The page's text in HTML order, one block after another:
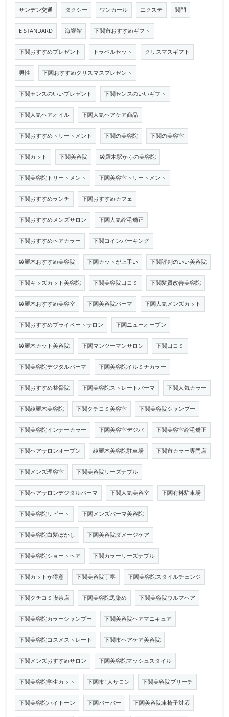
サンデン交通 タクシー ワンカール エクステ 関門
E STANDARD 海響館 下関市おすすめギフト
下関おすすめプレゼント トラベルセット クリスマスギフト
男性 下関おすすめクリスマスプレゼント
下関センスのいいプレゼント 下関センスのいいギフト
下関人気ヘアオイル 下関人気ヘアケア商品
下関おすすめトリートメント 下関の美容院 下関の美容室
下関カット 下関美容院 綾羅木駅からの美容院
下関美容院トリートメント 下関美容室トリートメント
下関おすすめランチ 下関おすすめカフェ
下関おすすめメンズサロン 下関人気縮毛矯正
下関おすすめヘアカラー 下関コインパーキング
綾羅木おすすめ美容院 下関カットが上手い 下関評判のいい美容院
下関キッズカット美容院 下関美容院口コミ 下関髪質改善美容院
綾羅木おすすめ美容室 下関美容院パーマ 下関人気メンズカット
下関おすすめプライベートサロン 下関ニューオープン
綾羅木カット美容院 下関マンツーマンサロン 下関口コミ
下関美容院デジタルパーマ 下関美容院イルミナカラー
下関おすすめ整骨院 下関美容院ストレートパーマ 下関人気カラー
下関綾羅木美容院 下関クチコミ美容室 下関美容院シャンプー
下関美容院インナーカラー 下関美容室デジパ 下関美容室縮毛矯正
下関ヘアサロンオープン 綾羅木美容院駐車場 下関市カラー専門店
下関メンズ理容室 下関美容院リーズナブル
下関ヘアサロンデジタルパーマ 下関人気美容室 下関有料駐車場
下関美容院リピート 下関メンズパーマ美容院
下関美容院白髪ぼかし 下関美容院ダメージケア
下関美容院ショートヘア 下関カラーリーズナブル
下関カットが得意 下関美容院丁寧 下関美容院スタイルチェンジ
下関クチコミ喫茶店 下関美容院黒染め 下関美容院ウルフヘア
下関美容院カラーシャンプー 下関美容院ヘアマニキュア
下関美容院コスメストレート 下関市ヘアケア美容院
下関メンズおすすめサロン 下関美容院マッシュスタイル
下関美容院学生カット 下関市1人サロン 下関美容院ブリーチ
下関美容院ハイトーン 下関バーバー 下関美容院車椅子対応